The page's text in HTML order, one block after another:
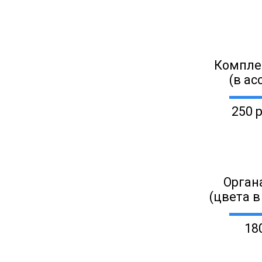
(в
250
(цвета